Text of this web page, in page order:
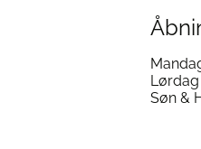
Lørdag
Søn &